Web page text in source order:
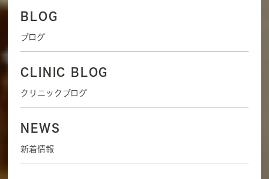
BLOG
ブログ
CLINIC BLOG
クリニックブログ
NEWS
新着情報